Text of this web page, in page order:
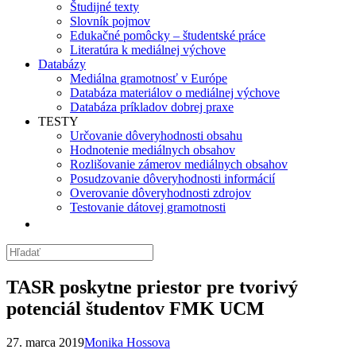
Študijné texty
Slovník pojmov
Edukačné pomôcky – študentské práce
Literatúra k mediálnej výchove
Databázy
Mediálna gramotnosť v Európe
Databáza materiálov o mediálnej výchove
Databáza príkladov dobrej praxe
TESTY
Určovanie dôveryhodnosti obsahu
Hodnotenie mediálnych obsahov
Rozlišovanie zámerov mediálnych obsahov
Posudzovanie dôveryhodnosti informácií
Overovanie dôveryhodnosti zdrojov
Testovanie dátovej gramotnosti
TASR poskytne priestor pre tvorivý
potenciál študentov FMK UCM
27. marca 2019Monika Hossova